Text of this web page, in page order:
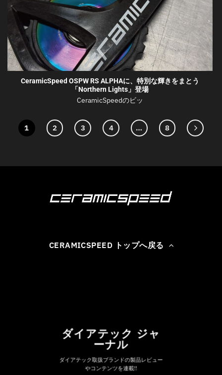
CeramicSpeed OSPW RS ALPHAに、特別な輝きをまとう
「Northern Lights」登場
CeramicSpeedのビッ
1 2 3 4 … 8
CERAMICSPEED トップへ戻る
ダイアテック ジャ
ーナル
ダイアテック取扱ブランドの製品レビュー
やコンテンツを連載!!